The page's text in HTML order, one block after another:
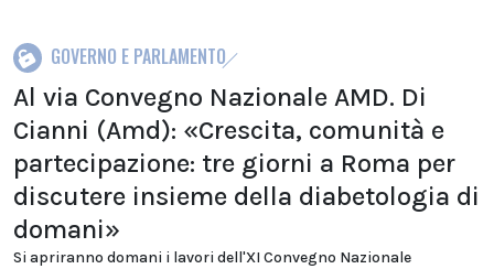
GOVERNO E PARLAMENTO
Al via Convegno Nazionale AMD. Di
Cianni (Amd): «Crescita, comunità e
partecipazione: tre giorni a Roma per
discutere insieme della diabetologia di
domani»
Si apriranno domani i lavori dell'XI Convegno Nazionale